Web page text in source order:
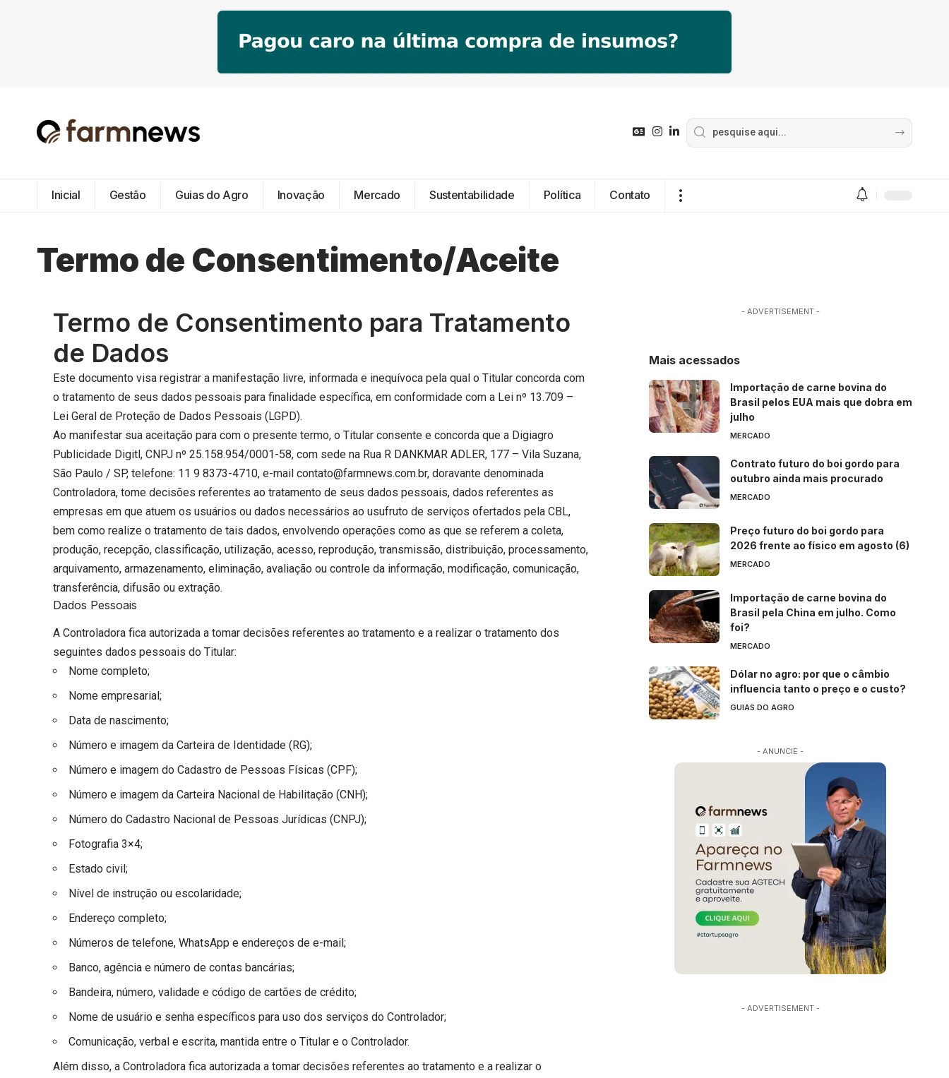
Inicial Gestão Guias do Agro Inovação Mercado Sustentabilidade Política Contato
Termo de Consentimento/Aceite
Termo de Consentimento para Tratamento
de Dados
Este documento visa registrar a manifestação livre, informada e inequívoca pela qual o Titular concorda com
o tratamento de seus dados pessoais para finalidade específica, em conformidade com a Lei nº 13.709 –
Lei Geral de Proteção de Dados Pessoais (LGPD).
Ao manifestar sua aceitação para com o presente termo, o Titular consente e concorda que a Digiagro
Publicidade Digitl, CNPJ nº 25.158.954/0001-58, com sede na Rua R DANKMAR ADLER, 177 – Vila Suzana,
São Paulo / SP, telefone: 11 9 8373-4710, e-mail contato@farmnews.com.br, doravante denominada
Controladora, tome decisões referentes ao tratamento de seus dados pessoais, dados referentes as
empresas em que atuem os usuários ou dados necessários ao usufruto de serviços ofertados pela CBL,
bem como realize o tratamento de tais dados, envolvendo operações como as que se referem a coleta,
produção, recepção, classificação, utilização, acesso, reprodução, transmissão, distribuição, processamento,
arquivamento, armazenamento, eliminação, avaliação ou controle da informação, modificação, comunicação,
transferência, difusão ou extração.
Dados Pessoais
A Controladora fica autorizada a tomar decisões referentes ao tratamento e a realizar o tratamento dos
seguintes dados pessoais do Titular:
Nome completo;
Nome empresarial;
Data de nascimento;
Número e imagem da Carteira de Identidade (RG);
Número e imagem do Cadastro de Pessoas Físicas (CPF);
Número e imagem da Carteira Nacional de Habilitação (CNH);
Número do Cadastro Nacional de Pessoas Jurídicas (CNPJ);
Fotografia 3×4;
Estado civil;
Nível de instrução ou escolaridade;
Endereço completo;
Números de telefone, WhatsApp e endereços de e-mail;
Banco, agência e número de contas bancárias;
Bandeira, número, validade e código de cartões de crédito;
Nome de usuário e senha específicos para uso dos serviços do Controlador;
Comunicação, verbal e escrita, mantida entre o Titular e o Controlador.
Além disso, a Controladora fica autorizada a tomar decisões referentes ao tratamento e a realizar o
- ADVERTISEMENT -
Mais acessados
Importação de carne bovina do
Brasil pelos EUA mais que dobra em
julho
MERCADO
Contrato futuro do boi gordo para
outubro ainda mais procurado
MERCADO
Preço futuro do boi gordo para
2026 frente ao físico em agosto (6)
MERCADO
Importação de carne bovina do
Brasil pela China em julho. Como
foi?
MERCADO
Dólar no agro: por que o câmbio
influencia tanto o preço e o custo?
GUIAS DO AGRO
- ANUNCIE -
- ADVERTISEMENT -